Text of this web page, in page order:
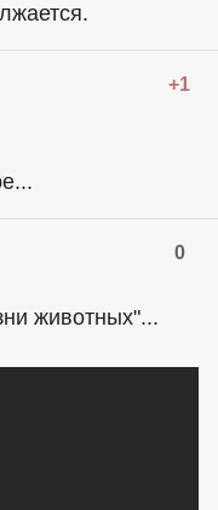
+1
0
животных"...